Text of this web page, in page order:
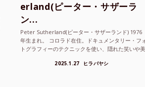
Peter Sutherland(ピーター・サザーランド) 1976
年生まれ。 コロラド在住。ドキュメンタリー・フォ
トグラフィーのテクニックを使い、隠れた笑いや美
を撮り続けているフォトグラファーでフィ...
2025.1.27 ヒラバヤシ